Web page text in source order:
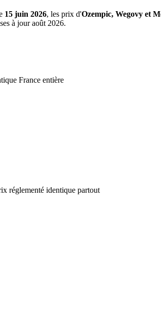
15 juin 2026, les prix d'Ozempic, Wegovy et
à jour août 2026.
France entière
réglementé identique partout